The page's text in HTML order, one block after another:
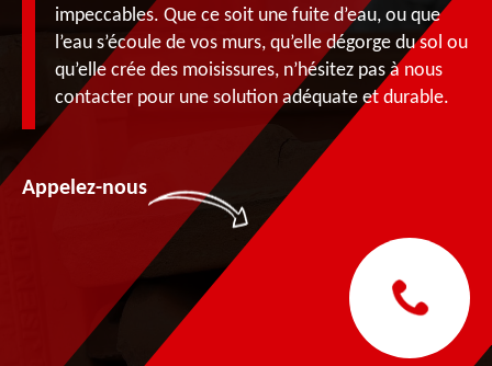
impeccables. Que ce soit une fuite d’eau, ou que
l’eau s’écoule de vos murs, qu’elle dégorge du sol ou
qu’elle crée des moisissures, n’hésitez pas à nous
contacter pour une solution adéquate et durable.
Appelez-nous